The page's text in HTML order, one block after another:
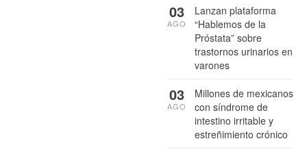
Lanzan plataforma
“Hablemos de la
Próstata” sobre
trastornos urinarios en
varones
03
AGO
Millones de mexicanos
con síndrome de
intestino irritable y
estreñimiento crónico
03
AGO